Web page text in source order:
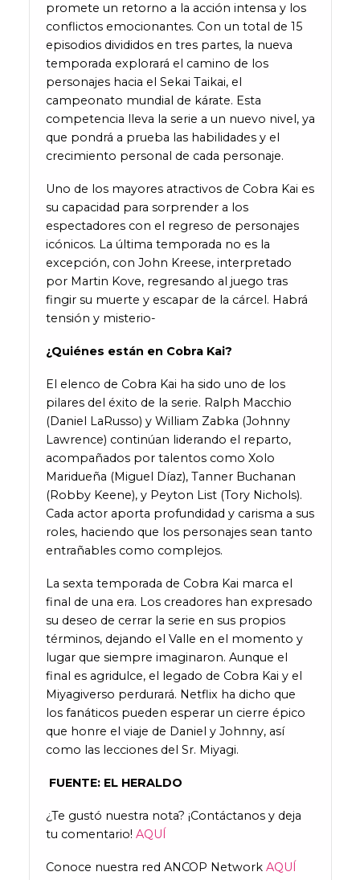
promete un retorno a la acción intensa y los
conflictos emocionantes. Con un total de 15
episodios divididos en tres partes, la nueva
temporada explorará el camino de los
personajes hacia el Sekai Taikai, el
campeonato mundial de kárate. Esta
competencia lleva la serie a un nuevo nivel, ya
que pondrá a prueba las habilidades y el
crecimiento personal de cada personaje.
Uno de los mayores atractivos de Cobra Kai es
su capacidad para sorprender a los
espectadores con el regreso de personajes
icónicos. La última temporada no es la
excepción, con John Kreese, interpretado
por Martin Kove, regresando al juego tras
fingir su muerte y escapar de la cárcel. Habrá
tensión y misterio-
¿Quiénes están en Cobra Kai?
El elenco de Cobra Kai ha sido uno de los
pilares del éxito de la serie. Ralph Macchio
(Daniel LaRusso) y William Zabka (Johnny
Lawrence) continúan liderando el reparto,
acompañados por talentos como Xolo
Maridueña (Miguel Díaz), Tanner Buchanan
(Robby Keene), y Peyton List (Tory Nichols).
Cada actor aporta profundidad y carisma a sus
roles, haciendo que los personajes sean tanto
entrañables como complejos.
La sexta temporada de Cobra Kai marca el
final de una era. Los creadores han expresado
su deseo de cerrar la serie en sus propios
términos, dejando el Valle en el momento y
lugar que siempre imaginaron. Aunque el
final es agridulce, el legado de Cobra Kai y el
Miyagiverso perdurará. Netflix ha dicho que
los fanáticos pueden esperar un cierre épico
que honre el viaje de Daniel y Johnny, así
como las lecciones del Sr. Miyagi.
FUENTE: EL HERALDO
¿Te gustó nuestra nota? ¡Contáctanos y deja
tu comentario! AQUÍ
Conoce nuestra red ANCOP Network AQUÍ